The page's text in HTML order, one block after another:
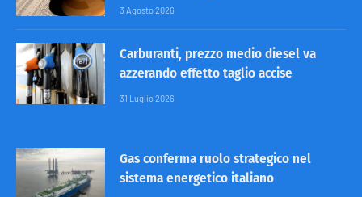
3 Agosto 2026
Carburanti, prezzo medio diesel va
azzerando effetto taglio accise
31 Luglio 2026
Gas conferma ruolo strategico nel
sistema energetico italiano